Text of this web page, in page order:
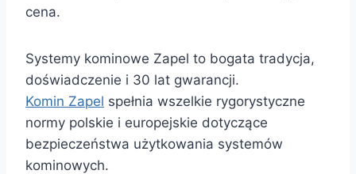
cena.
Systemy kominowe Zapel to bogata tradycja,
doświadczenie i 30 lat gwarancji.
Komin Zapel spełnia wszelkie rygorystyczne
normy polskie i europejskie dotyczące
bezpieczeństwa użytkowania systemów
kominowych.